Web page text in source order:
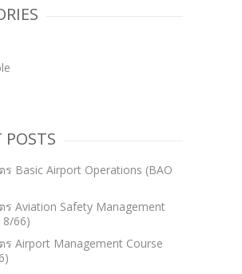
POSTS
ร Basic Airport Operations (BAO
ร Aviation Safety Management
8/66)
ร Airport Management Course